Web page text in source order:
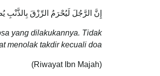
إِنَّ الرَّجُلَ لَيُحْرَمُ الرِّزْقَ بِالذَّنْبِ
yang dilakukannya. Tidak
menolak takdir kecuali doa.”
(Riwayat Ibn Majah)